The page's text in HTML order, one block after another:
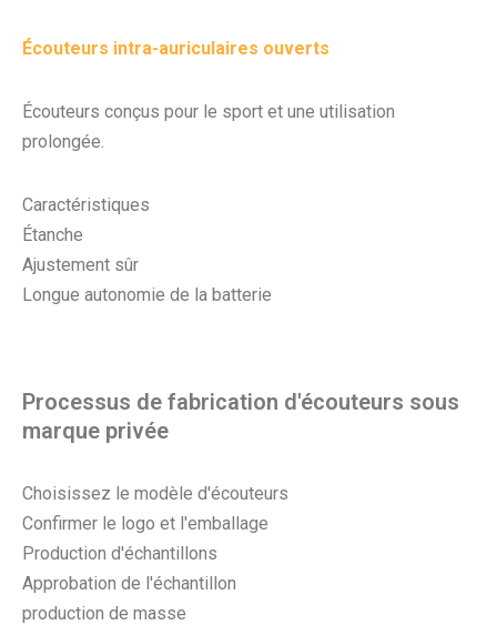
Écouteurs intra-auriculaires ouverts
Écouteurs conçus pour le sport et une utilisation
prolongée.
Caractéristiques
Étanche
Ajustement sûr
Longue autonomie de la batterie
Processus de fabrication d'écouteurs sous
marque privée
Choisissez le modèle d'écouteurs
Confirmer le logo et l'emballage
Production d'échantillons
Approbation de l'échantillon
production de masse